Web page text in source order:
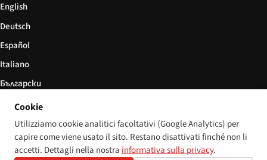
English
Deutsch
Español
Italiano
Български
简体中文
© 2026 Disability World. Tutti i diritti riservati. Impostazioni cookie
Cookie
Utilizziamo cookie analitici facoltativi (Google Analytics) per
capire come viene usato il sito. Restano disattivati finché non li
accetti. Dettagli nella nostra informativa sulla privacy.